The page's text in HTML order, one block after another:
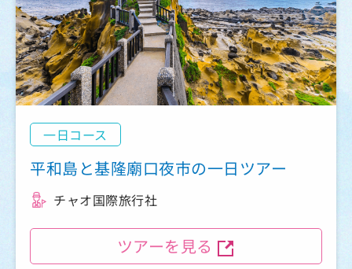
一日コース
平和島と基隆廟口夜市の一日ツアー
チャオ国際旅行社
ツアーを見る